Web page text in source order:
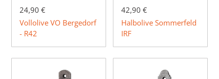
24,90 €
Vollolive VO Bergedorf
- R42
42,90 €
Halbolive Sommerfeld
IRF